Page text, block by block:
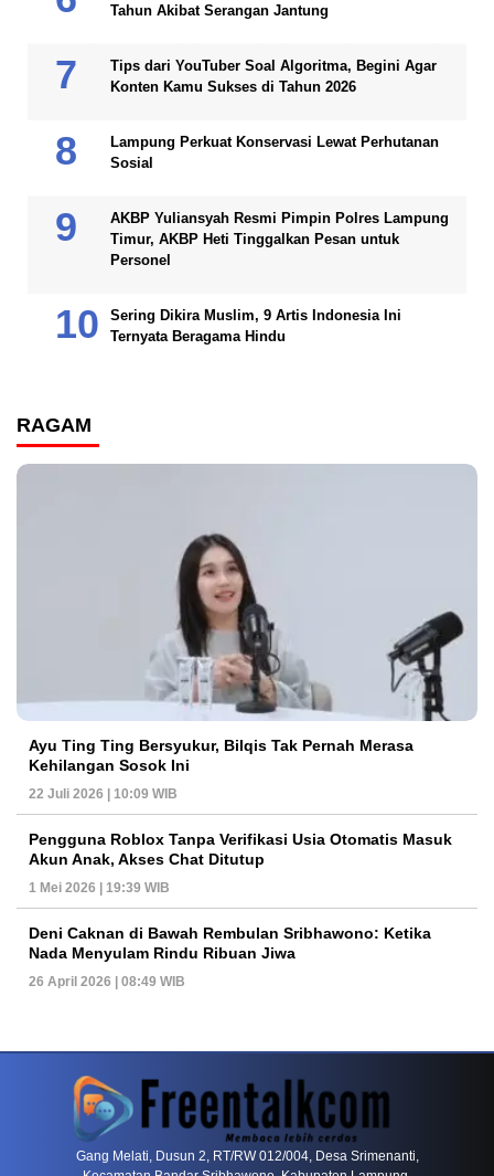
Tahun Akibat Serangan Jantung
Tips dari YouTuber Soal Algoritma, Begini Agar
Konten Kamu Sukses di Tahun 2026
Lampung Perkuat Konservasi Lewat Perhutanan
Sosial
AKBP Yuliansyah Resmi Pimpin Polres Lampung
Timur, AKBP Heti Tinggalkan Pesan untuk
Personel
Sering Dikira Muslim, 9 Artis Indonesia Ini
Ternyata Beragama Hindu
RAGAM
Ayu Ting Ting Bersyukur, Bilqis Tak Pernah Merasa
Kehilangan Sosok Ini
22 Juli 2026 | 10:09 WIB
Pengguna Roblox Tanpa Verifikasi Usia Otomatis Masuk
Akun Anak, Akses Chat Ditutup
1 Mei 2026 | 19:39 WIB
Deni Caknan di Bawah Rembulan Sribhawono: Ketika
Nada Menyulam Rindu Ribuan Jiwa
26 April 2026 | 08:49 WIB
PETIR800 LOGIN PETIR800 Bagaimana Kasino Online Menjadi Bagian
Gang Melati, Dusun 2, RT/RW 012/004, Desa Srimenanti,